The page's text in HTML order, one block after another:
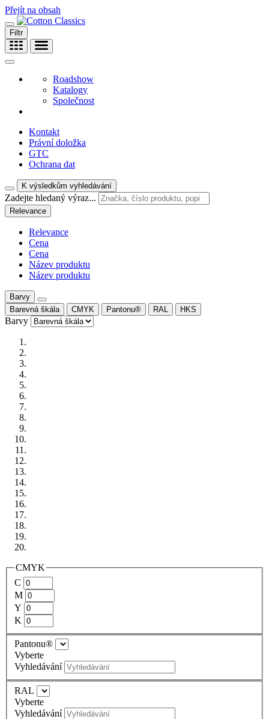
Přejít na obsah
Filtr
Roadshow
Katalogy
Společnost
Kontakt
Právní doložka
GTC
Ochrana dat
K výsledkům vyhledávání
Zadejte hledaný výraz...
Relevance
Relevance
Cena
Cena
Název produktu
Název produktu
Barvy
Barevná škála
CMYK Pantonu® RAL HKS
Barvy
CMYK
C
M
Y
K
Pantonu®
Vyberte
Vyhledávání
RAL
Vyberte
Vyhledávání